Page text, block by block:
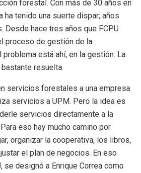
forestal. Con más de 30 años en
ha tenido una suerte dispar; años
Desde hace tres años que FCPU
proceso de gestión de la
está ahí, en la gestión. La
resuelta.
servicios forestales a una empresa
servicios a UPM. Pero la idea es
servicios directamente a la
eso hay mucho camino por
organizar la cooperativa, los libros,
el plan de negocios. En eso
se designó a Enrique Correa como